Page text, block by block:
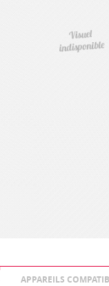
APPAREILS